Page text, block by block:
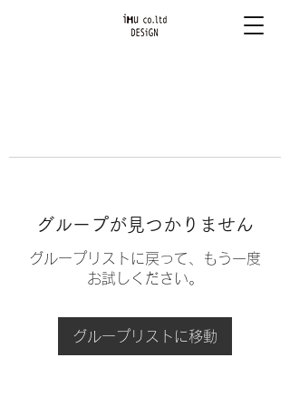
グループが見つかりません
グループリストに戻って、もう一度
お試しください。
グループリストに移動